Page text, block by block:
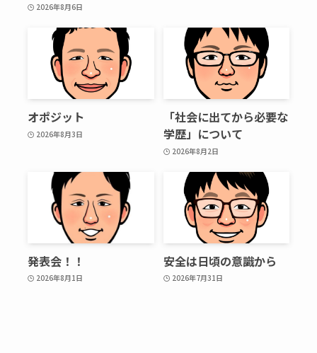
2026年8月6日
オポジット
2026年8月3日
「社会に出てから必要な
学歴」について
2026年8月2日
発表会！！
2026年8月1日
安全は日頃の意識から
2026年7月31日